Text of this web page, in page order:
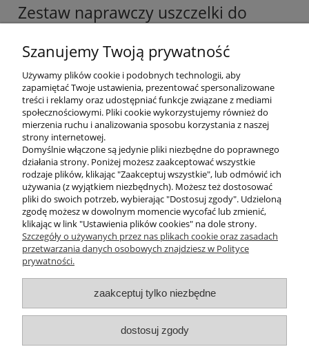
Zestaw naprawczy uszczelki do
kompaktu miski spłuczki EKO
CERSANIT
Dostępność:
Wysyłka w: 24 godziny
16,50 zł
13,41 zł
do koszyka
« 1 2 »
O nas
Obsługa klienta
Pomoc
Szanujemy Twoją prywatność
Używamy plików cookie i podobnych technologii, aby
zapamiętać Twoje ustawienia, prezentować spersonalizowane
treści i reklamy oraz udostępniać funkcje związane z mediami
społecznościowymi. Pliki cookie wykorzystujemy również do
mierzenia ruchu i analizowania sposobu korzystania z naszej
strony internetowej.
Domyślnie włączone są jedynie pliki niezbędne do poprawnego
działania strony. Poniżej możesz zaakceptować wszystkie
rodzaje plików, klikając "Zaakceptuj wszystkie", lub odmówić ich
używania (z wyjątkiem niezbędnych). Możesz też dostosować
pliki do swoich potrzeb, wybierając "Dostosuj zgody". Udzieloną
zgodę możesz w dowolnym momencie wycofać lub zmienić,
klikając w link "Ustawienia plików cookies" na dole strony.
Szczegóły o używanych przez nas plikach cookie oraz zasadach
przetwarzania danych osobowych znajdziesz w Polityce
prywatności.
zaakceptuj tylko niezbędne
dostosuj zgody